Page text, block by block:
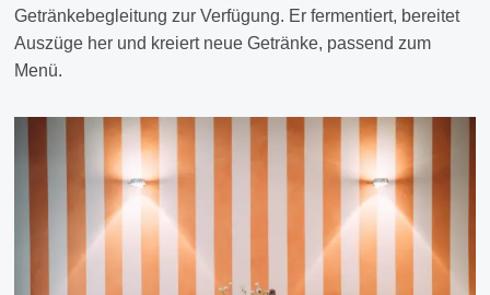
Getränkebegleitung zur Verfügung. Er fermentiert, bereitet
Auszüge her und kreiert neue Getränke, passend zum
Menü.